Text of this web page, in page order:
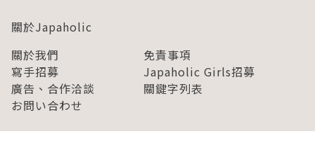
關於Japaholic
關於我們
免責事項
寫手招募
Japaholic Girls招募
廣告、合作洽談
關鍵字列表
お問い合わせ